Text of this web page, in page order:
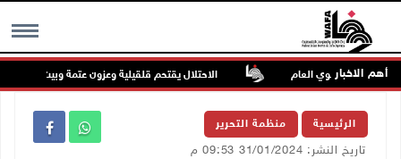
MENU أهم الاخبار
السنوي العام الاحتلال يقتحم قلقيلية وعزون عتمة وبيت أمين
الرئيسية منظمة التحرير
تاريخ النشر: 31/01/2024 09:53 م